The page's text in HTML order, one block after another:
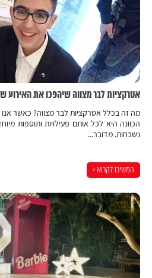
אטרקציות לבר מצווה שיהפכו את האירוע
מה זה בכלל אטרקציות לבר מצווה? כאשר
הכוונה היא לכל אותם פעילויות ותוספות
נשכחות. מדובר...
המשיכו לקרוא >